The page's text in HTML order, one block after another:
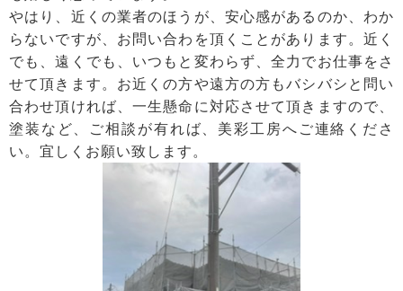
やはり、近くの業者のほうが、安心感があるのか、わか
らないですが、お問い合わを頂くことがあります。近く
でも、遠くでも、いつもと変わらず、全力でお仕事をさ
せて頂きます。お近くの方や遠方の方もバシバシと問い
合わせ頂ければ、一生懸命に対応させて頂きますので、
塗装など、ご相談が有れば、美彩工房へご連絡くださ
い。宜しくお願い致します。